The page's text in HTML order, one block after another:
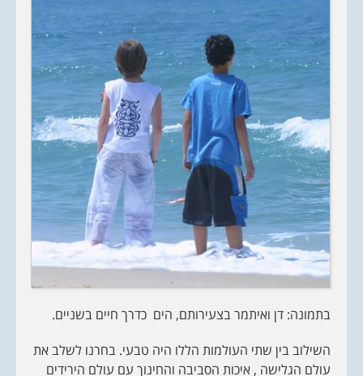
בתמונה: דן ואיתמר בצעירותם, הים כדרך חיים בשניים.
השילוב בין שתי העולמות הללו היה טבעי. בחרנו לשלב את
עולם הגלישה , איכות הסביבה והחינוך עם עולם הירידים